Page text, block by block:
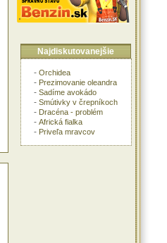
Najdiskutovanejšie
- Orchidea
- Prezimovanie oleandra
- Sadíme avokádo
- Smútivky v črepníkoch
- Dracéna - problém
- Africká fialka
- Priveľa mravcov